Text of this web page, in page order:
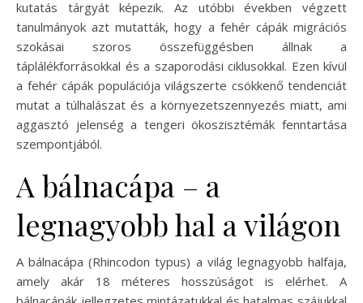
kutatás tárgyát képezik. Az utóbbi években végzett
tanulmányok azt mutatták, hogy a fehér cápák migrációs
szokásai szoros összefüggésben állnak a
táplálékforrásokkal és a szaporodási ciklusokkal. Ezen kívül
a fehér cápák populációja világszerte csökkenő tendenciát
mutat a túlhalászat és a környezetszennyezés miatt, ami
aggasztó jelenség a tengeri ökoszisztémák fenntartása
szempontjából.
A bálnacápa – a
legnagyobb hal a világon
A bálnacápa (Rhincodon typus) a világ legnagyobb halfaja,
amely akár 18 méteres hosszúságot is elérhet. A